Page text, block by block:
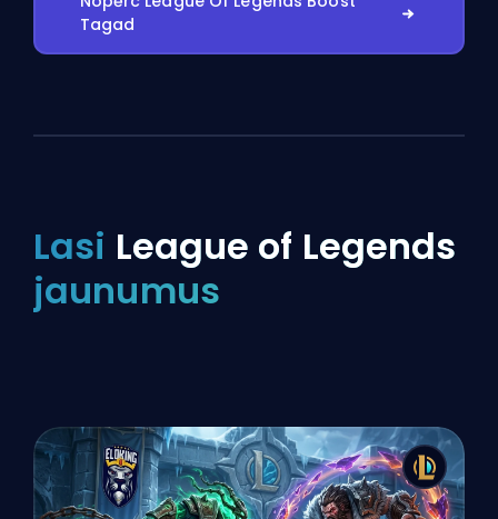
Tagad
Lasi League of Legends
jaunumus